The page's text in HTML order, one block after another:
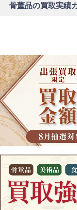
骨董品の買取実績